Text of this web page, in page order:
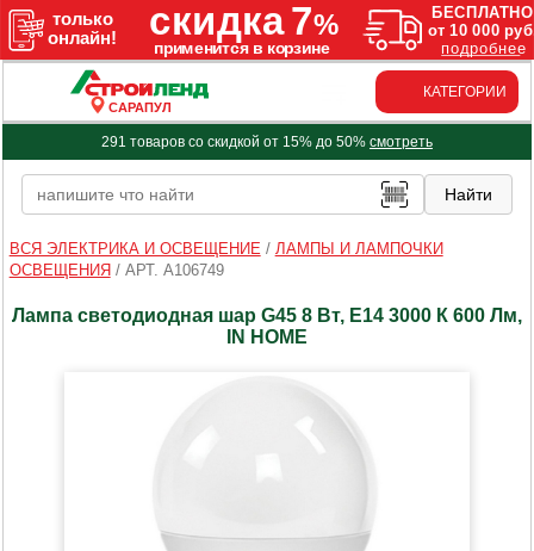
САРАПУЛ
КАТЕГОРИИ
291 товаров со скидкой от 15% до 50% смотреть
ВСЯ ЭЛЕКТРИКА И ОСВЕЩЕНИЕ / ЛАМПЫ И ЛАМПОЧКИ
ОСВЕЩЕНИЯ / АРТ. A106749
Лампа светодиодная шар G45 8 Вт, Е14 3000 К 600 Лм,
IN HOME